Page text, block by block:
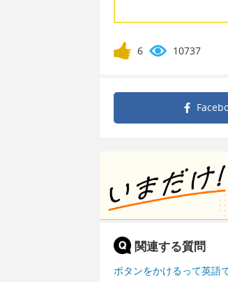
6 10737
関連する質問
ボタンをかけるって英語